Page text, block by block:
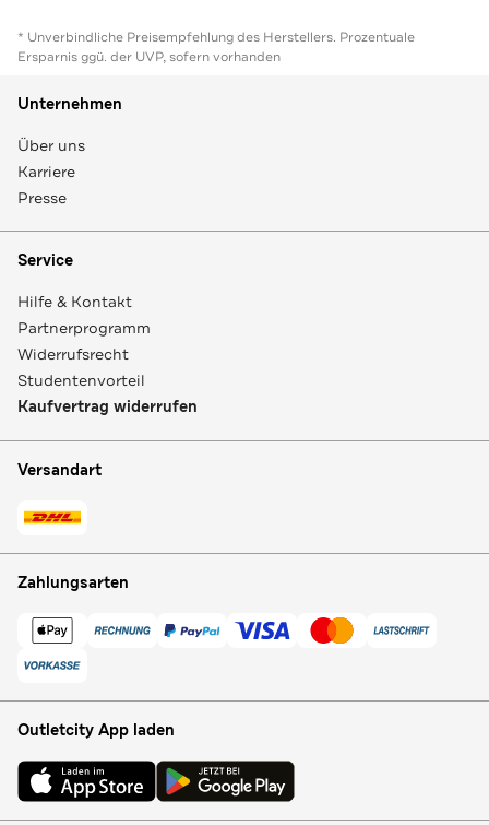
* Unverbindliche Preisempfehlung des Herstellers. Prozentuale
Ersparnis ggü. der UVP, sofern vorhanden
Unternehmen
Über uns
Karriere
Presse
Service
Hilfe & Kontakt
Partnerprogramm
Widerrufsrecht
Studentenvorteil
Kaufvertrag widerrufen
Versandart
Zahlungsarten
Outletcity App laden